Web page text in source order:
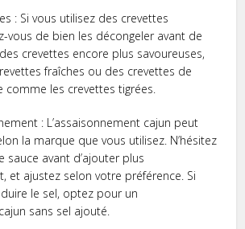
: Si vous utilisez des crevettes
vous de bien les décongeler avant de
crevettes encore plus savoureuses,
fraîches ou des crevettes de
comme les crevettes tigrées.
: L’assaisonnement cajun peut
la marque que vous utilisez. N’hésitez
sauce avant d’ajouter plus
et ajustez selon votre préférence. Si
le sel, optez pour un
sans sel ajouté.